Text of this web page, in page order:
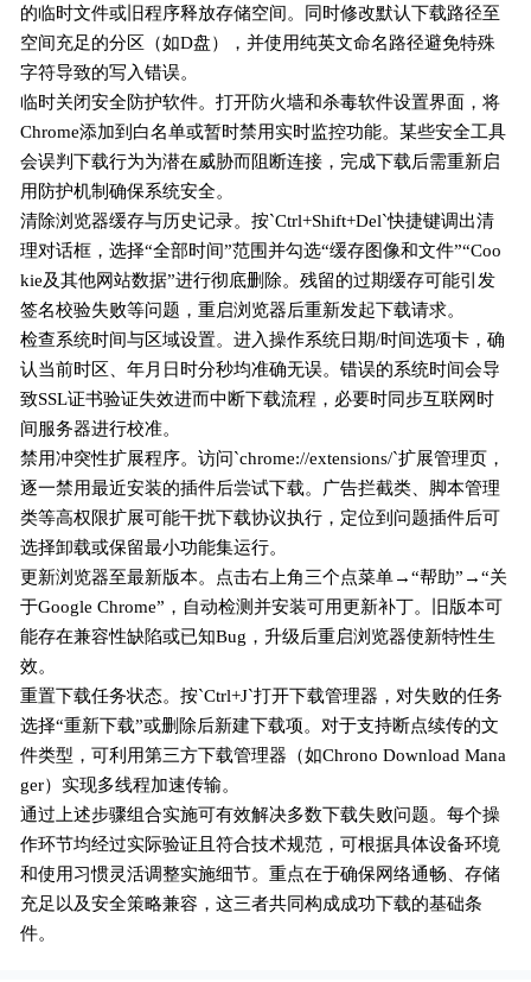
的临时文件或旧程序释放存储空间。同时修改默认下载路径至
空间充足的分区（如D盘），并使用纯英文命名路径避免特殊
字符导致的写入错误。
临时关闭安全防护软件。打开防火墙和杀毒软件设置界面，将
Chrome添加到白名单或暂时禁用实时监控功能。某些安全工具
会误判下载行为为潜在威胁而阻断连接，完成下载后需重新启
用防护机制确保系统安全。
清除浏览器缓存与历史记录。按`Ctrl+Shift+Del`快捷键调出清
理对话框，选择“全部时间”范围并勾选“缓存图像和文件”“Coo
kie及其他网站数据”进行彻底删除。残留的过期缓存可能引发
签名校验失败等问题，重启浏览器后重新发起下载请求。
检查系统时间与区域设置。进入操作系统日期/时间选项卡，确
认当前时区、年月日时分秒均准确无误。错误的系统时间会导
致SSL证书验证失效进而中断下载流程，必要时同步互联网时
间服务器进行校准。
禁用冲突性扩展程序。访问`chrome://extensions/`扩展管理页，
逐一禁用最近安装的插件后尝试下载。广告拦截类、脚本管理
类等高权限扩展可能干扰下载协议执行，定位到问题插件后可
选择卸载或保留最小功能集运行。
更新浏览器至最新版本。点击右上角三个点菜单→“帮助”→“关
于Google Chrome”，自动检测并安装可用更新补丁。旧版本可
能存在兼容性缺陷或已知Bug，升级后重启浏览器使新特性生
效。
重置下载任务状态。按`Ctrl+J`打开下载管理器，对失败的任务
选择“重新下载”或删除后新建下载项。对于支持断点续传的文
件类型，可利用第三方下载管理器（如Chrono Download Mana
ger）实现多线程加速传输。
通过上述步骤组合实施可有效解决多数下载失败问题。每个操
作环节均经过实际验证且符合技术规范，可根据具体设备环境
和使用习惯灵活调整实施细节。重点在于确保网络通畅、存储
充足以及安全策略兼容，这三者共同构成成功下载的基础条
件。